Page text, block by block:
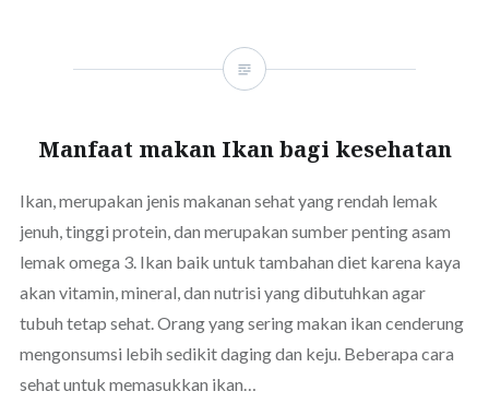
Manfaat makan Ikan bagi kesehatan
Ikan, merupakan jenis makanan sehat yang rendah lemak
jenuh, tinggi protein, dan merupakan sumber penting asam
lemak omega 3. Ikan baik untuk tambahan diet karena kaya
akan vitamin, mineral, dan nutrisi yang dibutuhkan agar
tubuh tetap sehat. Orang yang sering makan ikan cenderung
mengonsumsi lebih sedikit daging dan keju. Beberapa cara
sehat untuk memasukkan ikan…